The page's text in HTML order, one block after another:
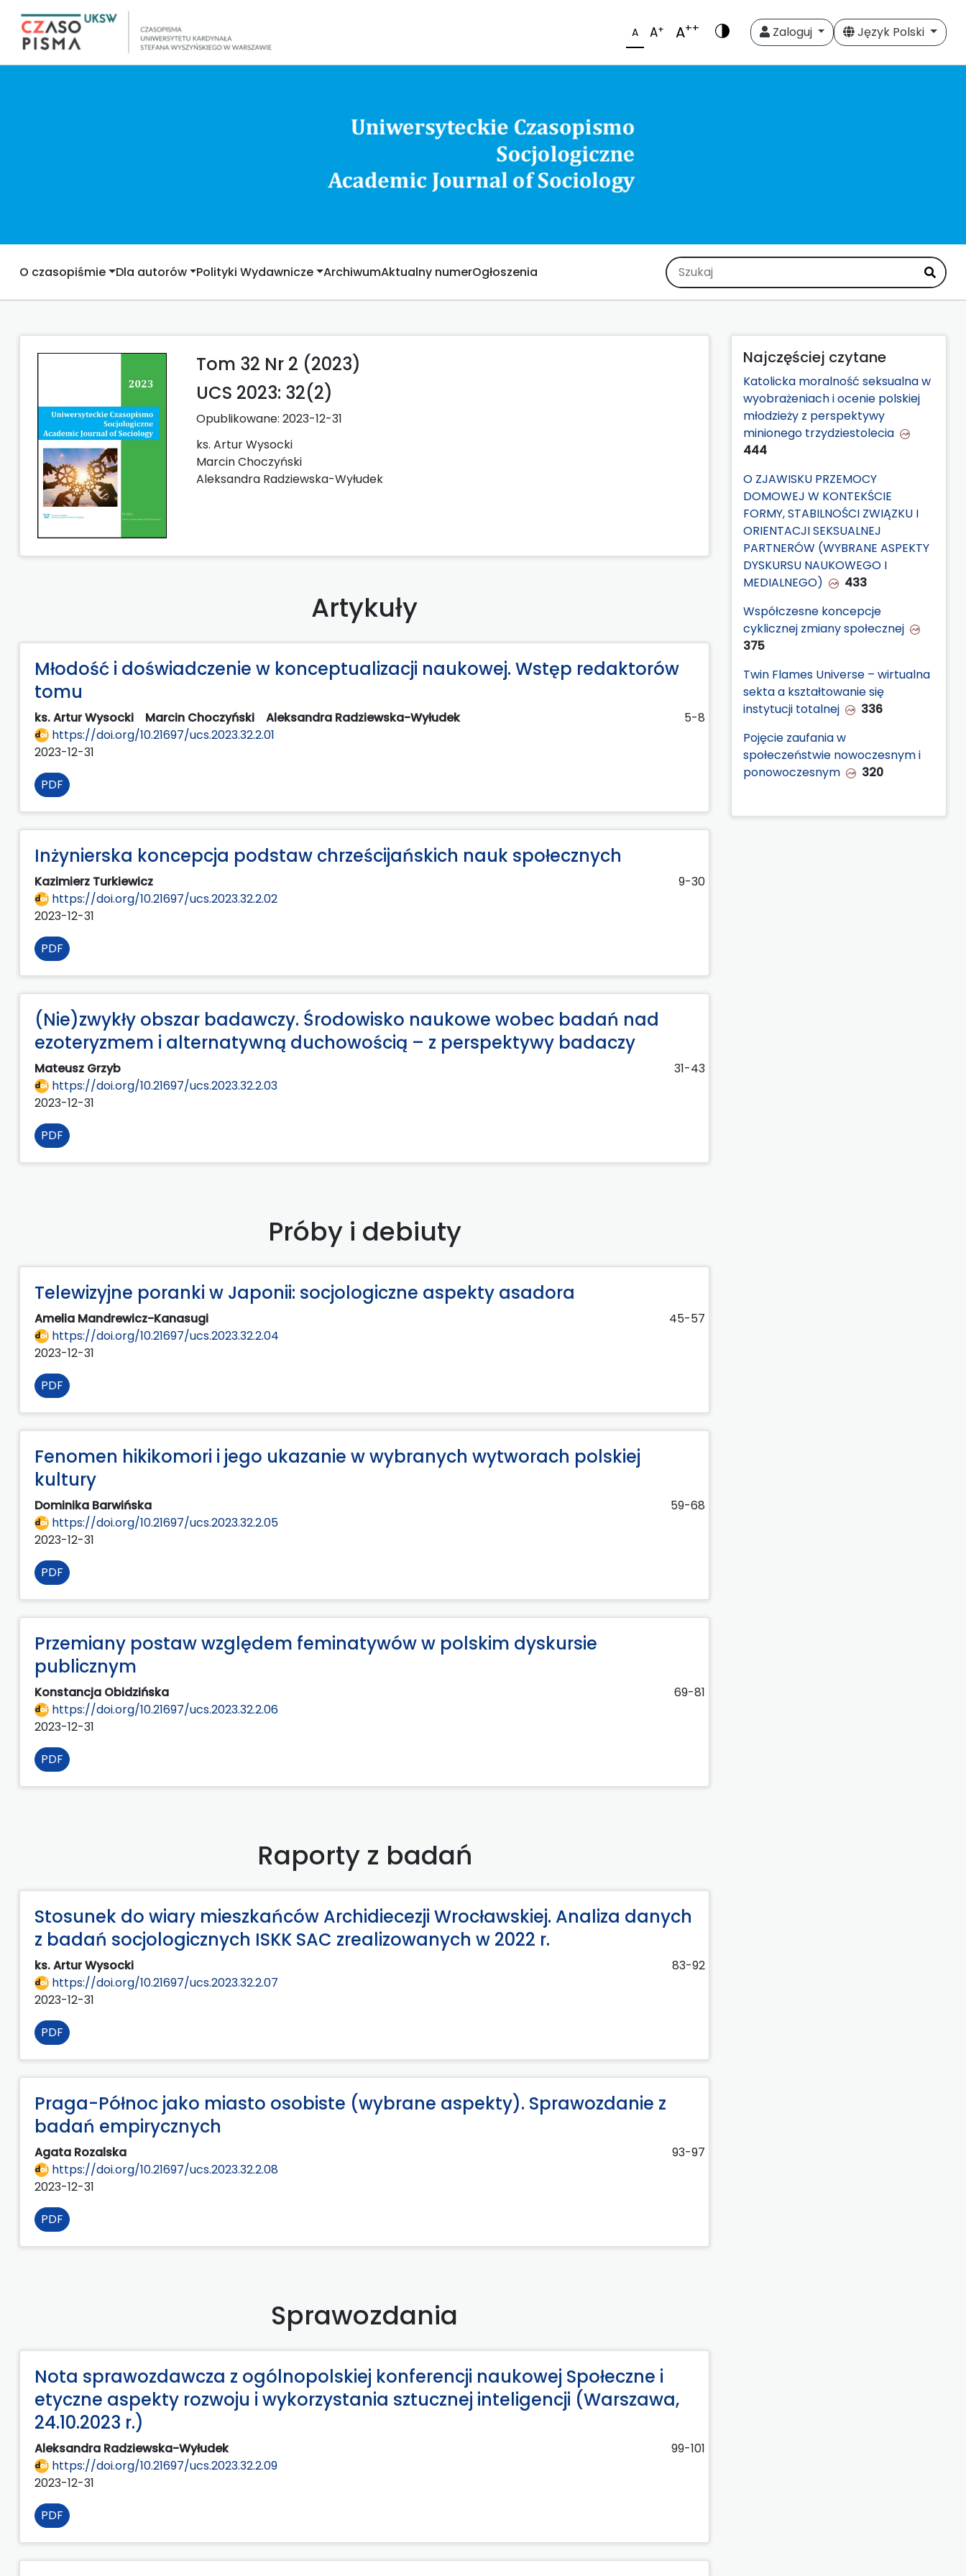
A A+ A++ Zaloguj Język Polski
O czasopiśmie Dla autorów Polityki Wydawnicze ArchiwumAktualny numerOgłoszenia
Tom 32 Nr 2 (2023)
UCS 2023: 32(2)
Opublikowane: 2023-12-31
ks. Artur Wysocki
Marcin Choczyński
Aleksandra Radziewska-Wyłudek
Artykuły
Młodość i doświadczenie w konceptualizacji naukowej. Wstęp redaktorów
tomu
ks. Artur Wysocki Marcin Choczyński Aleksandra Radziewska-Wyłudek
5-8
https://doi.org/10.21697/ucs.2023.32.2.01
2023-12-31
PDF
Inżynierska koncepcja podstaw chrześcijańskich nauk społecznych
Kazimierz Turkiewicz
9-30
https://doi.org/10.21697/ucs.2023.32.2.02
2023-12-31
PDF
(Nie)zwykły obszar badawczy. Środowisko naukowe wobec badań nad
ezoteryzmem i alternatywną duchowością – z perspektywy badaczy
Mateusz Grzyb
31-43
https://doi.org/10.21697/ucs.2023.32.2.03
2023-12-31
PDF
Próby i debiuty
Telewizyjne poranki w Japonii: socjologiczne aspekty asadora
Amelia Mandrewicz-Kanasugi
45-57
https://doi.org/10.21697/ucs.2023.32.2.04
2023-12-31
PDF
Fenomen hikikomori i jego ukazanie w wybranych wytworach polskiej
kultury
Dominika Barwińska
59-68
https://doi.org/10.21697/ucs.2023.32.2.05
2023-12-31
PDF
Przemiany postaw względem feminatywów w polskim dyskursie
publicznym
Konstancja Obidzińska
69-81
https://doi.org/10.21697/ucs.2023.32.2.06
2023-12-31
PDF
Raporty z badań
Stosunek do wiary mieszkańców Archidiecezji Wrocławskiej. Analiza danych
z badań socjologicznych ISKK SAC zrealizowanych w 2022 r.
ks. Artur Wysocki
83-92
https://doi.org/10.21697/ucs.2023.32.2.07
2023-12-31
PDF
Praga-Północ jako miasto osobiste (wybrane aspekty). Sprawozdanie z
badań empirycznych
Agata Rozalska
93-97
https://doi.org/10.21697/ucs.2023.32.2.08
2023-12-31
PDF
Sprawozdania
Nota sprawozdawcza z ogólnopolskiej konferencji naukowej Społeczne i
etyczne aspekty rozwoju i wykorzystania sztucznej inteligencji (Warszawa,
24.10.2023 r.)
Aleksandra Radziewska-Wyłudek
99-101
https://doi.org/10.21697/ucs.2023.32.2.09
2023-12-31
PDF
Najczęściej czytane
Katolicka moralność seksualna w
wyobrażeniach i ocenie polskiej
młodzieży z perspektywy
minionego trzydziestolecia
444
O ZJAWISKU PRZEMOCY
DOMOWEJ W KONTEKŚCIE
FORMY, STABILNOŚCI ZWIĄZKU I
ORIENTACJI SEKSUALNEJ
PARTNERÓW (WYBRANE ASPEKTY
DYSKURSU NAUKOWEGO I
MEDIALNEGO)
433
Współczesne koncepcje
cyklicznej zmiany społecznej
375
Twin Flames Universe – wirtualna
sekta a kształtowanie się
instytucji totalnej
336
Pojęcie zaufania w
społeczeństwie nowoczesnym i
ponowoczesnym
320